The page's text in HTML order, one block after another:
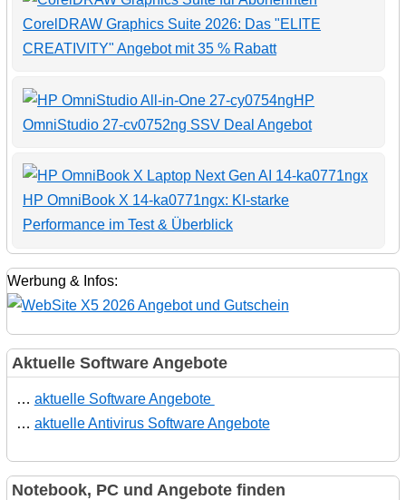
CorelDRAW Graphics Suite 2026: Das "ELITE
CREATIVITY" Angebot mit 35 % Rabatt
HP
OmniStudio 27-cv0752ng SSV Deal Angebot
HP OmniBook X 14-ka0771ngx: KI-starke
Performance im Test & Überblick
Werbung & Infos:
Aktuelle Software Angebote
… aktuelle Software Angebote
… aktuelle Antivirus Software Angebote
Notebook, PC und Angebote finden